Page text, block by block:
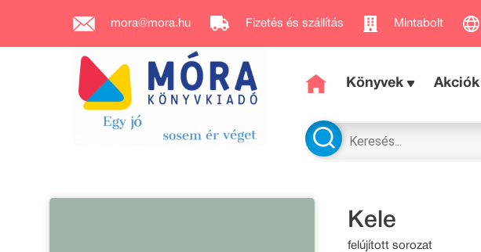
mora@mora.hu Fizetés és szállítás Mintabolt
Könyvek Akciók
Kele
felújított sorozat